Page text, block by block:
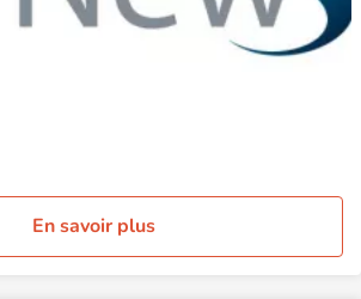
En savoir plus